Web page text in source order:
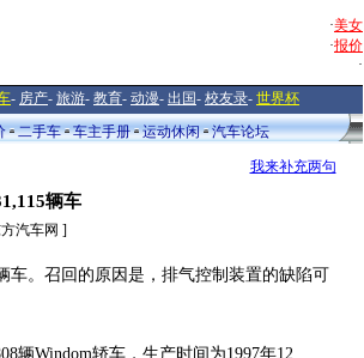
·美女
·报价
·
- 房产- 旅游- 教育- 动漫- 出国- 校友录- 世界杯
二手车 车主手册 运动休闲 汽车论坛
我来补充两句
辆车
汽车网 ]
车。召回的原因是，排气控制装置的缺陷可
辆Windom轿车，生产时间为1997年12